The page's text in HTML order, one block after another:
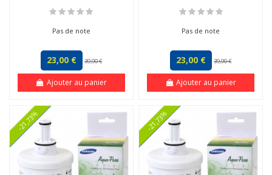
Pas de note
23,00 € 39,90 €
Ajouter au panier
Pas de note
23,00 € 39,90 €
Ajouter au panier
-21,73% -21,73%